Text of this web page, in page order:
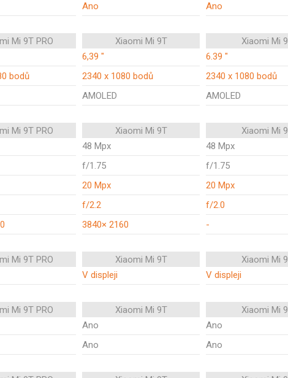
Ano Ano
Mi 9T PRO Xiaomi Mi 9T
Xiaomi Mi 9
6,39 "
6.39 "
bodů 2340 x 1080 bodů
2340 x 1080 bodů
AMOLED AMOLED
Mi 9T PRO Xiaomi Mi 9T
Xiaomi Mi 9
48 Mpx
48 Mpx
f/1.75
f/1.75
20 Mpx
20 Mpx
f/2.2
f/2.0
3840× 2160 -
Mi 9T PRO Xiaomi Mi 9T
Xiaomi Mi 9
V displeji V displeji
Mi 9T PRO Xiaomi Mi 9T
Xiaomi Mi 9
Ano
Ano
Ano Ano